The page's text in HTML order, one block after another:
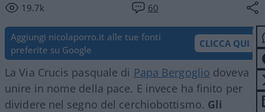
19.7k 60
Aggiungi nicolaporro.it alle tue fonti
preferite su Google
CLICCA QUI
La Via Crucis pasquale di Papa Bergoglio doveva
unire in nome della pace. E invece ha finito per
dividere nel segno del cerchiobottismo. Gli